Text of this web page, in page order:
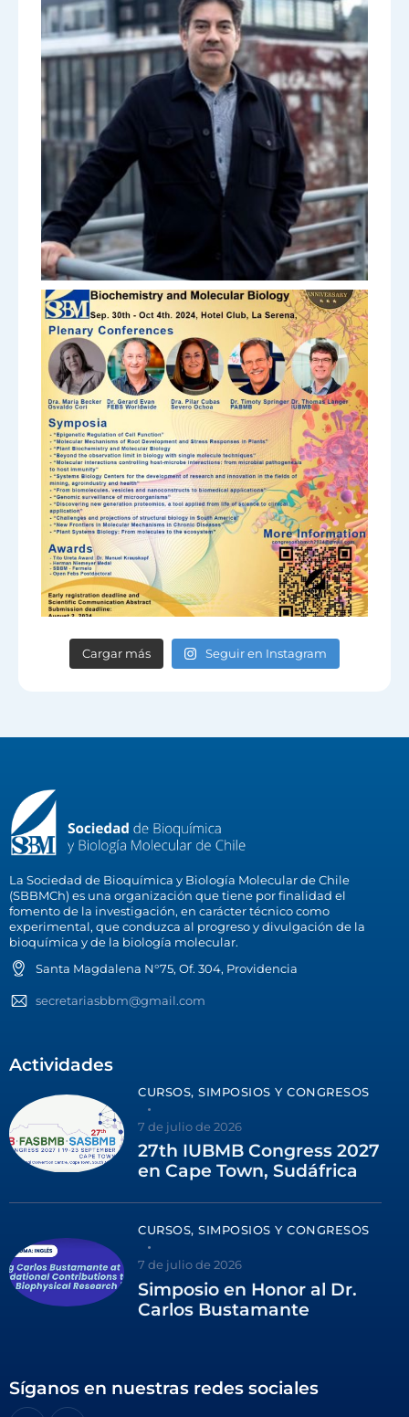
Cargar más Seguir en Instagram
La Sociedad de Bioquímica y Biología Molecular de Chile
(SBBMCh) es una organización que tiene por finalidad el
fomento de la investigación, en carácter técnico como
experimental, que conduzca al progreso y divulgación de la
bioquímica y de la biología molecular.
Santa Magdalena N°75, Of. 304, Providencia
secretariasbbm@gmail.com
Actividades
CURSOS, SIMPOSIOS Y CONGRESOS
7 de julio de 2026
27th IUBMB Congress 2027
en Cape Town, Sudáfrica
CURSOS, SIMPOSIOS Y CONGRESOS
7 de julio de 2026
Simposio en Honor al Dr.
Carlos Bustamante
Síganos en nuestras redes sociales